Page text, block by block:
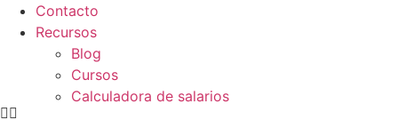
Contacto
Recursos
Blog
Cursos
Calculadora de salarios